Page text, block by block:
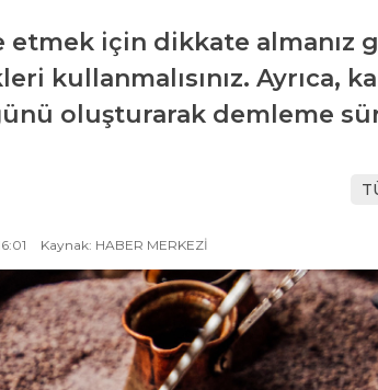
için dikkate almanız
kullanmalısınız. Ayrıca,
oluşturarak demleme
Kaynak: HABER MERKEZİ